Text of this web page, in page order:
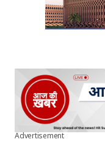
Advertisement